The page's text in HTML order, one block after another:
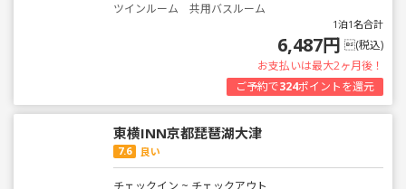
ツインルーム 共用バスルーム
1泊1名合計
6,487円 (税込)
お支払いは最大2ヶ月後！
ご予約で324ポイントを還元
東横INN京都琵琶湖大津
7.6 良い